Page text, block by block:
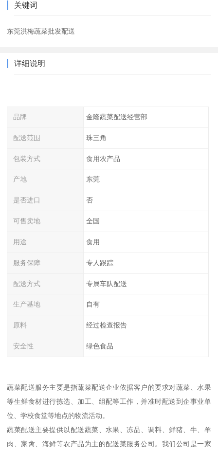
关键词
东莞洪梅蔬菜批发配送
详细说明
品牌 金隆蔬菜配送经营部
配送范围 珠三角
包装方式 食用农产品
产地 东莞
是否进口 否
可售卖地 全国
用途 食用
服务保障 专人跟踪
配送方式 专属车队配送
生产基地 自有
原料 经过检查报告
安全性 绿色食品
蔬菜配送服务主要是指蔬菜配送企业依据客户的要求对蔬菜、水果
等生鲜食材进行拣选、加工、组配等工作，并准时配送到企事业单
位、学校食堂等地点的物流活动。
蔬菜配送主要提供以配送蔬菜、水果、冻品、调料、鲜猪、牛、羊
肉、家禽、海鲜等农产品为主的配送菜服务公司。我们公司是一家